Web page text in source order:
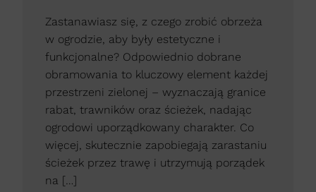
Zastanawiasz się, z czego zrobić obrzeża
w ogrodzie, aby były estetyczne i
funkcjonalne? Odpowiednio dobrane
obramowania to kluczowy element każdej
przestrzeni zielonej – wyznaczają granice
rabat, trawników oraz ścieżek, nadając
ogrodowi uporządkowany charakter. Co
więcej, skutecznie zapobiegają zarastaniu
ścieżek przez trawę i utrzymują porządek
na […]